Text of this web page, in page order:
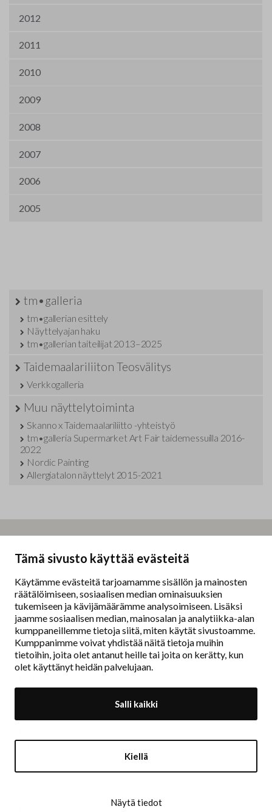
Tämä sivusto käyttää evästeitä
Käytämme evästeitä tarjoamamme sisällön ja mainosten
räätälöimiseen, sosiaalisen median ominaisuuksien
tukemiseen ja kävijämäärämme analysoimiseen. Lisäksi
jaamme sosiaalisen median, mainosalan ja analytiikka-alan
kumppaneillemme tietoja siitä, miten käytät sivustoamme.
Kumppanimme voivat yhdistää näitä tietoja muihin
tietoihin, joita olet antanut heille tai joita on kerätty, kun
olet käyttänyt heidän palvelujaan.
Salli kaikki
Kiellä
Näytä tiedot
2012
2011
2010
2009
2008
2007
2006
2005
tm•galleria
tm•gallerian esittely
Näyttelyajan haku
tm•gallerian taiteilijat 2013–2025
Taidemaalariliiton Teosvälitys
Verkkogalleria
Muu näyttelytoiminta
Skanno x Taidemaalariliitto -yhteistyö
tm•galleria Supermarket Art Fair taidemessuilla 2016-
2022
Nordic Painting
Allergiatalon näyttelyt 2015-2021
Erottajankatu 9 B
00130 Helsinki
www.painters.fi
Näyttelytoiminta
tm•gallerian esittely
Muu näyttelytoiminta